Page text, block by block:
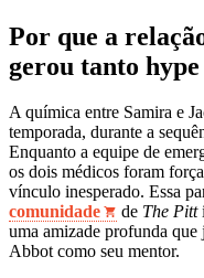
Por que a
gerou tanto
A química entre Samira e
temporada, durante a
Enquanto a equipe de
os dois médicos foram
vínculo inesperado. Essa
comunidade
de The Pitt
uma amizade profunda
Abbot como seu mentor.